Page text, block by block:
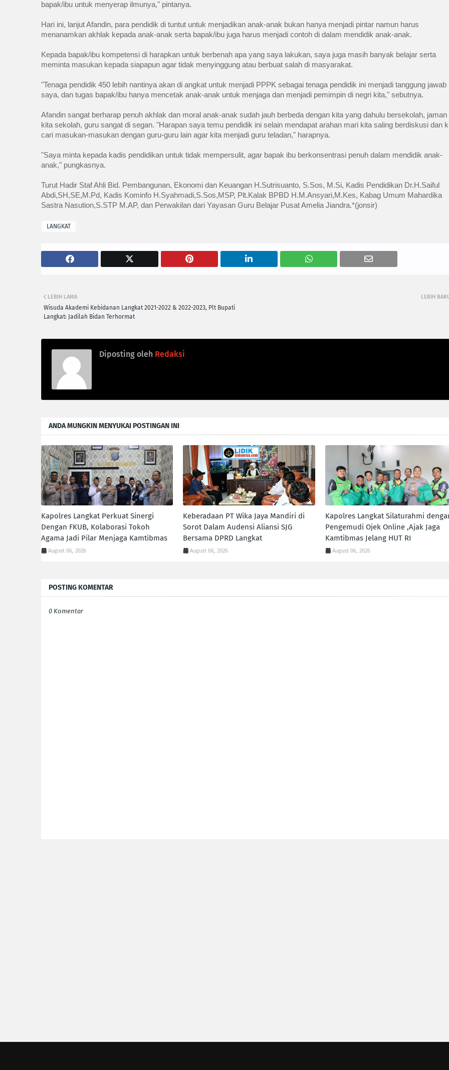
bapak/ibu untuk menyerap ilmunya," pintanya.
Hari ini, lanjut Afandin, para pendidik di tuntut untuk menjadikan anak-anak bukan hanya menjadi pintar namun harus
menanamkan akhlak kepada anak-anak serta bapak/ibu juga harus menjadi contoh di dalam mendidik anak-anak.
Kepada bapak/ibu kompetensi di harapkan untuk berbenah apa yang saya lakukan, saya juga masih banyak belajar serta
meminta masukan kepada siapapun agar tidak menyinggung atau berbuat salah di masyarakat.
"Tenaga pendidik 450 lebih nantinya akan di angkat untuk menjadi PPPK sebagai tenaga pendidik ini menjadi tanggung jawab
saya, dan tugas bapak/ibu hanya mencetak anak-anak untuk menjaga dan menjadi pemimpin di negri kita," sebutnya.
Afandin sangat berharap penuh akhlak dan moral anak-anak sudah jauh berbeda dengan kita yang dahulu bersekolah, jaman
kita sekolah, guru sangat di segan. "Harapan saya temu pendidik ini selain mendapat arahan mari kita saling berdiskusi dan
cari masukan-masukan dengan guru-guru lain agar kita menjadi guru teladan," harapnya.
"Saya minta kepada kadis pendidikan untuk tidak mempersulit, agar bapak ibu berkonsentrasi penuh dalam mendidik anak-
anak," pungkasnya.
Turut Hadir Staf Ahli Bid. Pembangunan, Ekonomi dan Keuangan H.Sutrisuanto, S.Sos, M.Si, Kadis Pendidikan Dr.H.Saiful
Abdi,SH,SE,M.Pd, Kadis Kominfo H.Syahmadi,S.Sos,MSP, Plt.Kalak BPBD H.M.Ansyari,M.Kes, Kabag Umum Mahardika
Sastra Nasution,S.STP M.AP, dan Perwakilan dari Yayasan Guru Belajar Pusat Amelia Jiandra.*(jonsir)
LANGKAT
LEBIH
LEBIH LAMA
Wisuda Akademi Kebidanan Langkat 2021-2022 & 2022-2023, Plt Bupati
Langkat: Jadilah Bidan Terhormat
Diposting oleh Redaksi
ANDA MUNGKIN MENYUKAI POSTINGAN INI
Kapolres Langkat Perkuat Sinergi
Dengan FKUB, Kolaborasi Tokoh
Agama Jadi Pilar Menjaga Kamtibmas
August 06, 2026
Keberadaan PT Wika Jaya Mandiri di
Sorot Dalam Audensi Aliansi SJG
Bersama DPRD Langkat
August 06, 2026
Kapolres Langkat Silaturahmi
Pengemudi Ojek Online ,Ajak Jaga
Kamtibmas Jelang HUT RI
August 06, 2026
POSTING KOMENTAR
0 Komentar